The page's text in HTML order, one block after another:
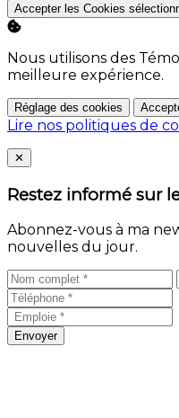
Accepter les Cookies
Nous utilisons des
meilleure expérience.
Réglage des cookies
Lire nos politiques de
Close
✕
Restez informé sur
Abonnez-vous à ma
nouvelles du jour.
Envoyer